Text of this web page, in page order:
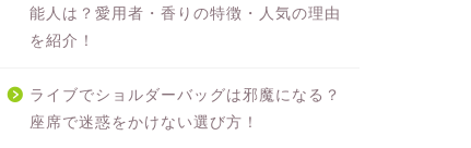
能人は？愛用者・香りの特徴・人気の理由
を紹介！
ライブでショルダーバッグは邪魔になる？
座席で迷惑をかけない選び方！